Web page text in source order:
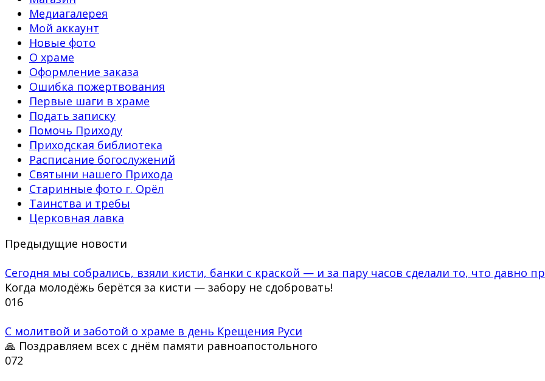
Медиагалерея
Мой аккаунт
Новые фото
О храме
Оформление заказа
Ошибка пожертвования
Первые шаги в храме
Подать записку
Помочь Приходу
Приходская библиотека
Расписание богослужений
Святыни нашего Прихода
Старинные фото г. Орёл
Таинства и требы
Церковная лавка
Предыдущие новости
Сегодня мы собрались, взяли кисти, банки с краской — и за пару часов сделали то, что давно
Когда молодёжь берётся за кисти — забору не сдобровать!
016
С молитвой и заботой о храме в день Крещения Руси
🙏 Поздравляем всех с днём памяти равноапостольного
072